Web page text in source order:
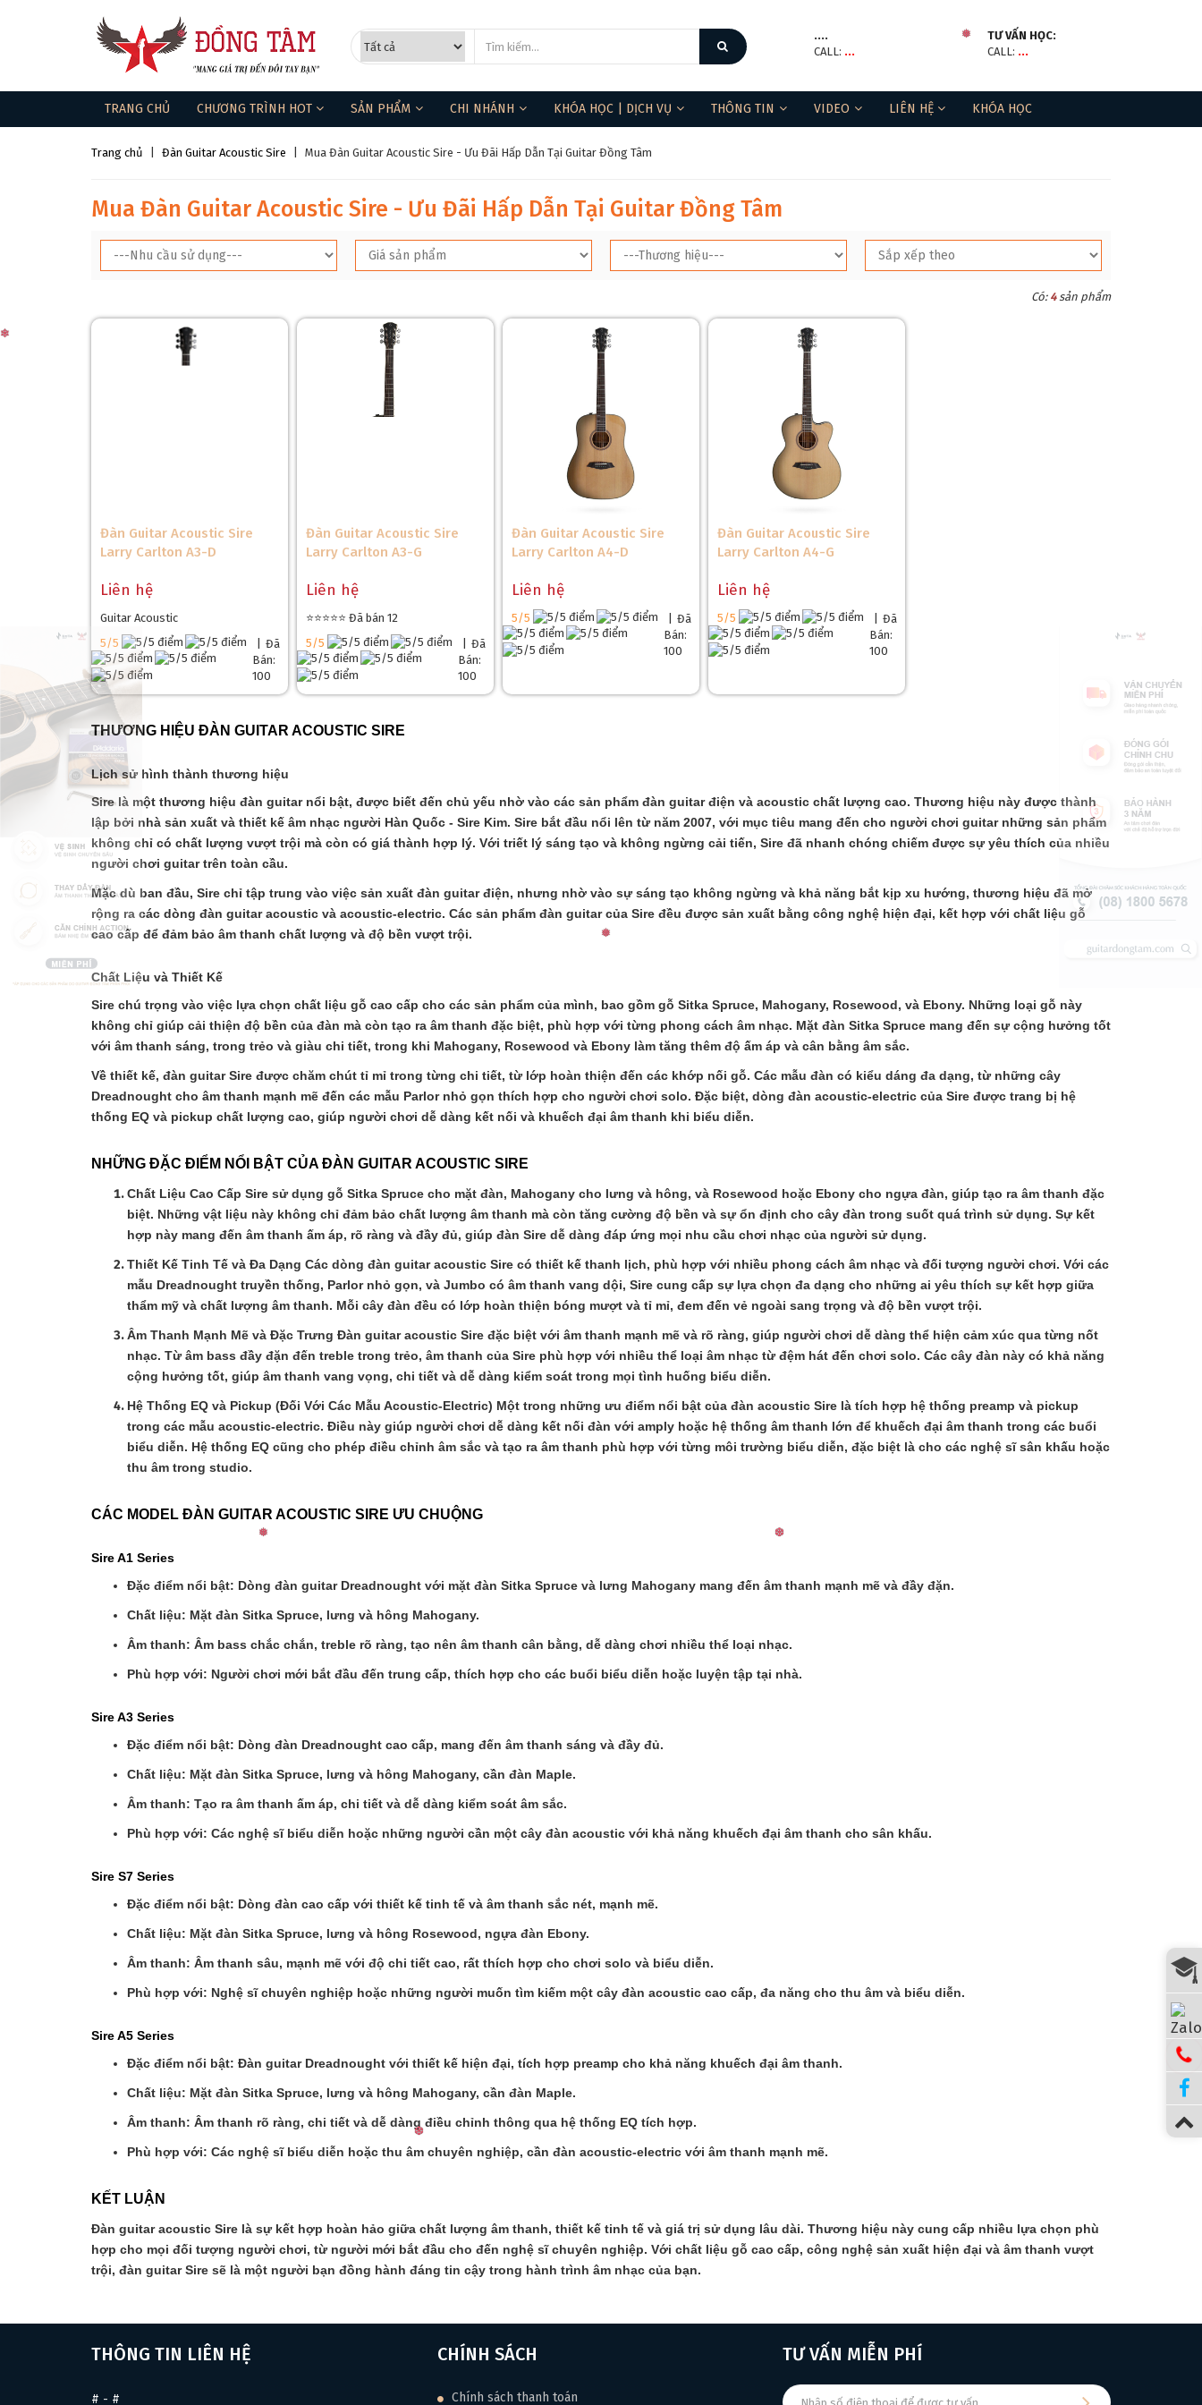
....
CALL: ...
TƯ VẤN HỌC:
CALL: ...
TRANG CHỦ CHƯƠNG TRÌNH HOT SẢN PHẨM CHI NHÁNH KHÓA HỌC | DỊCH VỤ THÔNG TIN VIDEO LIÊN HỆ KHÓA HỌC
❅
❅
❅
Trang chủ Đàn Guitar Acoustic Sire Mua Đàn Guitar Acoustic Sire - Ưu Đãi Hấp Dẫn Tại Guitar Đồng Tâm
Mua Đàn Guitar Acoustic Sire - Ưu Đãi Hấp Dẫn Tại Guitar Đồng Tâm
Có: 4sản phẩm
Đàn Guitar Acoustic Sire
Larry Carlton A3-D
Liên hệ
Guitar Acoustic
5/5
Đã
Bán:
100
Đàn Guitar Acoustic Sire
Larry Carlton A3-G
Liên hệ
⭐⭐⭐⭐⭐ Đã bán 12
5/5
Đã
Bán:
100
Đàn Guitar Acoustic Sire
Larry Carlton A4-D
Liên hệ
5/5
Đã
Bán:
100
Đàn Guitar Acoustic Sire
Larry Carlton A4-G
Liên hệ
5/5
Đã
Bán:
100
THƯƠNG HIỆU ĐÀN GUITAR ACOUSTIC SIRE
Lịch sử hình thành thương hiệu
Sire là một thương hiệu đàn guitar nổi bật, được biết đến chủ yếu nhờ vào các sản phẩm đàn guitar điện và acoustic chất lượng cao. Thương hiệu này được thành
lập bởi nhà sản xuất và thiết kế âm nhạc người Hàn Quốc - Sire Kim. Sire bắt đầu nổi lên từ năm 2007, với mục tiêu mang đến cho người chơi guitar những sản phẩm
không chỉ có chất lượng vượt trội mà còn có giá thành hợp lý. Với triết lý sáng tạo và không ngừng cải tiến, Sire đã nhanh chóng chiếm được sự yêu thích của nhiều
người chơi guitar trên toàn cầu.
Mặc dù ban đầu, Sire chỉ tập trung vào việc sản xuất đàn guitar điện, nhưng nhờ vào sự sáng tạo không ngừng và khả năng bắt kịp xu hướng, thương hiệu đã mở
rộng ra các dòng đàn guitar acoustic và acoustic-electric. Các sản phẩm đàn guitar của Sire đều được sản xuất bằng công nghệ hiện đại, kết hợp với chất liệu gỗ
cao cấp để đảm bảo âm thanh chất lượng và độ bền vượt trội.
Chất Liệu và Thiết Kế
Sire chú trọng vào việc lựa chọn chất liệu gỗ cao cấp cho các sản phẩm của mình, bao gồm gỗ Sitka Spruce, Mahogany, Rosewood, và Ebony. Những loại gỗ này
không chỉ giúp cải thiện độ bền của đàn mà còn tạo ra âm thanh đặc biệt, phù hợp với từng phong cách âm nhạc. Mặt đàn Sitka Spruce mang đến sự cộng hưởng tốt
với âm thanh sáng, trong trẻo và giàu chi tiết, trong khi Mahogany, Rosewood và Ebony làm tăng thêm độ ấm áp và cân bằng âm sắc.
Về thiết kế, đàn guitar Sire được chăm chút tỉ mỉ trong từng chi tiết, từ lớp hoàn thiện đến các khớp nối gỗ. Các mẫu đàn có kiểu dáng đa dạng, từ những cây
Dreadnought cho âm thanh mạnh mẽ đến các mẫu Parlor nhỏ gọn thích hợp cho người chơi solo. Đặc biệt, dòng đàn acoustic-electric của Sire được trang bị hệ
thống EQ và pickup chất lượng cao, giúp người chơi dễ dàng kết nối và khuếch đại âm thanh khi biểu diễn.
NHỮNG ĐẶC ĐIỂM NỔI BẬT CỦA ĐÀN GUITAR ACOUSTIC SIRE
Chất Liệu Cao Cấp Sire sử dụng gỗ Sitka Spruce cho mặt đàn, Mahogany cho lưng và hông, và Rosewood hoặc Ebony cho ngựa đàn, giúp tạo ra âm thanh đặc
biệt. Những vật liệu này không chỉ đảm bảo chất lượng âm thanh mà còn tăng cường độ bền và sự ổn định cho cây đàn trong suốt quá trình sử dụng. Sự kết
hợp này mang đến âm thanh ấm áp, rõ ràng và đầy đủ, giúp đàn Sire dễ dàng đáp ứng mọi nhu cầu chơi nhạc của người sử dụng.
Thiết Kế Tinh Tế và Đa Dạng Các dòng đàn guitar acoustic Sire có thiết kế thanh lịch, phù hợp với nhiều phong cách âm nhạc và đối tượng người chơi. Với các
mẫu Dreadnought truyền thống, Parlor nhỏ gọn, và Jumbo có âm thanh vang dội, Sire cung cấp sự lựa chọn đa dạng cho những ai yêu thích sự kết hợp giữa
thẩm mỹ và chất lượng âm thanh. Mỗi cây đàn đều có lớp hoàn thiện bóng mượt và tỉ mỉ, đem đến vẻ ngoài sang trọng và độ bền vượt trội.
Âm Thanh Mạnh Mẽ và Đặc Trưng Đàn guitar acoustic Sire đặc biệt với âm thanh mạnh mẽ và rõ ràng, giúp người chơi dễ dàng thể hiện cảm xúc qua từng nốt
nhạc. Từ âm bass đầy đặn đến treble trong trẻo, âm thanh của Sire phù hợp với nhiều thể loại âm nhạc từ đệm hát đến chơi solo. Các cây đàn này có khả năng
cộng hưởng tốt, giúp âm thanh vang vọng, chi tiết và dễ dàng kiểm soát trong mọi tình huống biểu diễn.
Hệ Thống EQ và Pickup (Đối Với Các Mẫu Acoustic-Electric) Một trong những ưu điểm nổi bật của đàn acoustic Sire là tích hợp hệ thống preamp và pickup
trong các mẫu acoustic-electric. Điều này giúp người chơi dễ dàng kết nối đàn với amply hoặc hệ thống âm thanh lớn để khuếch đại âm thanh trong các buổi
biểu diễn. Hệ thống EQ cũng cho phép điều chỉnh âm sắc và tạo ra âm thanh phù hợp với từng môi trường biểu diễn, đặc biệt là cho các nghệ sĩ sân khấu hoặc
thu âm trong studio.
CÁC MODEL ĐÀN GUITAR ACOUSTIC SIRE ƯU CHUỘNG
Sire A1 Series
Đặc điểm nổi bật: Dòng đàn guitar Dreadnought với mặt đàn Sitka Spruce và lưng Mahogany mang đến âm thanh mạnh mẽ và đầy đặn.
Chất liệu: Mặt đàn Sitka Spruce, lưng và hông Mahogany.
Âm thanh: Âm bass chắc chắn, treble rõ ràng, tạo nên âm thanh cân bằng, dễ dàng chơi nhiều thể loại nhạc.
Phù hợp với: Người chơi mới bắt đầu đến trung cấp, thích hợp cho các buổi biểu diễn hoặc luyện tập tại nhà.
Sire A3 Series
Đặc điểm nổi bật: Dòng đàn Dreadnought cao cấp, mang đến âm thanh sáng và đầy đủ.
Chất liệu: Mặt đàn Sitka Spruce, lưng và hông Mahogany, cần đàn Maple.
Âm thanh: Tạo ra âm thanh ấm áp, chi tiết và dễ dàng kiểm soát âm sắc.
Phù hợp với: Các nghệ sĩ biểu diễn hoặc những người cần một cây đàn acoustic với khả năng khuếch đại âm thanh cho sân khấu.
Sire S7 Series
Đặc điểm nổi bật: Dòng đàn cao cấp với thiết kế tinh tế và âm thanh sắc nét, mạnh mẽ.
Chất liệu: Mặt đàn Sitka Spruce, lưng và hông Rosewood, ngựa đàn Ebony.
Âm thanh: Âm thanh sâu, mạnh mẽ với độ chi tiết cao, rất thích hợp cho chơi solo và biểu diễn.
Phù hợp với: Nghệ sĩ chuyên nghiệp hoặc những người muốn tìm kiếm một cây đàn acoustic cao cấp, đa năng cho thu âm và biểu diễn.
Sire A5 Series
Đặc điểm nổi bật: Đàn guitar Dreadnought với thiết kế hiện đại, tích hợp preamp cho khả năng khuếch đại âm thanh.
Chất liệu: Mặt đàn Sitka Spruce, lưng và hông Mahogany, cần đàn Maple.
Âm thanh: Âm thanh rõ ràng, chi tiết và dễ dàng điều chỉnh thông qua hệ thống EQ tích hợp.
Phù hợp với: Các nghệ sĩ biểu diễn hoặc thu âm chuyên nghiệp, cần đàn acoustic-electric với âm thanh mạnh mẽ.
KẾT LUẬN
Đàn guitar acoustic Sire là sự kết hợp hoàn hảo giữa chất lượng âm thanh, thiết kế tinh tế và giá trị sử dụng lâu dài. Thương hiệu này cung cấp nhiều lựa chọn phù
hợp cho mọi đối tượng người chơi, từ người mới bắt đầu cho đến nghệ sĩ chuyên nghiệp. Với chất liệu gỗ cao cấp, công nghệ sản xuất hiện đại và âm thanh vượt
trội, đàn guitar Sire sẽ là một người bạn đồng hành đáng tin cậy trong hành trình âm nhạc của bạn.
THÔNG TIN LIÊN HỆ
# - #
CHÍNH SÁCH
Chính sách thanh toán
TƯ VẤN MIỄN PHÍ